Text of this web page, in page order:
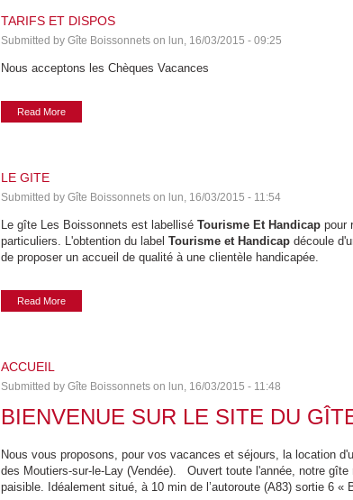
TARIFS ET DISPOS
Submitted by Gîte Boissonnets on lun, 16/03/2015 - 09:25
Nous acceptons les Chèques Vacances
Read More
LE GITE
Submitted by Gîte Boissonnets on lun, 16/03/2015 - 11:54
Le gîte Les Boissonnets est labellisé Tourisme Et Handicap pour
particuliers. L'obtention du label Tourisme et Handicap découle
de proposer un accueil de qualité à une clientèle handicapée.
Read More
ACCUEIL
Submitted by Gîte Boissonnets on lun, 16/03/2015 - 11:48
BIENVENUE SUR LE SITE DU
Nous vous proposons, pour vos vacances et séjours, la location
des Moutiers-sur-le-Lay (Vendée). Ouvert toute l'année, notre
paisible. Idéalement situé, à 10 min de l’autoroute (A83) sortie 6